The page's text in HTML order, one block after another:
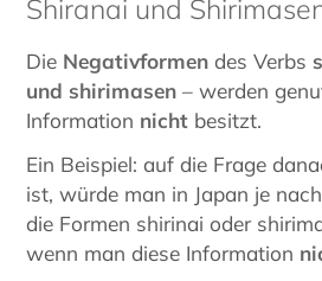
Shiranai und
Die Negativformen des Verbs
und shirimasen – werden
Information nicht besitzt.
Ein Beispiel: auf die Frage
ist, würde man in Japan je
die Formen shirinai oder
wenn man diese Information